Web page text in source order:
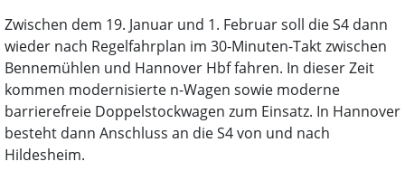
Zwischen dem 19. Januar und 1. Februar soll die S4 dann
wieder nach Regelfahrplan im 30-Minuten-Takt zwischen
Bennemühlen und Hannover Hbf fahren. In dieser Zeit
kommen modernisierte n-Wagen sowie moderne
barrierefreie Doppelstockwagen zum Einsatz. In Hannover
besteht dann Anschluss an die S4 von und nach
Hildesheim.